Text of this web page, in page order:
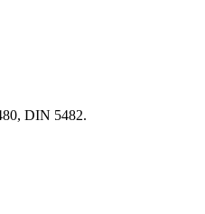
DIN 5482.